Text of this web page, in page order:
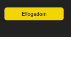
Elfogadom